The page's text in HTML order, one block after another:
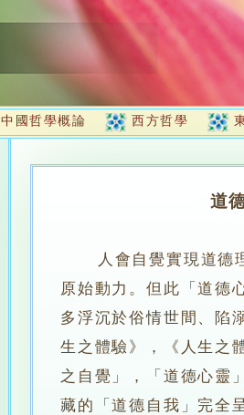
中國哲學概論 西方哲學
道
人會自覺實現道德
原始動力。但此「道德
多浮沉於俗情世間、陷
生之體驗》，《人生之
之自覺」，「道德心靈
藏的「道德自我」完全